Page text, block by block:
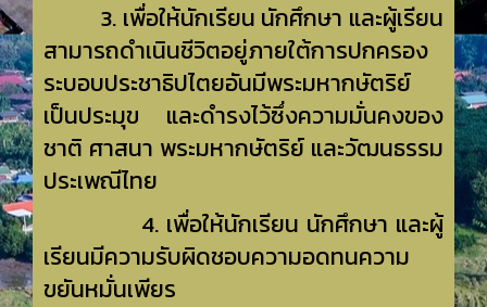
3. เพื่อให้นักเรียน นักศึกษา และผู้เรียน
สามารถดำเนินชีวิตอยู่ภายใต้การปกครอง
ระบอบประชาธิปไตยอันมีพระมหากษัตริย์
เป็นประมุข และดำรงไว้ซึ่งความมั่นคงของ
ชาติ ศาสนา พระมหากษัตริย์ และวัฒนธรรม
ประเพณีไทย
4. เพื่อให้นักเรียน นักศึกษา และผู้
เรียนมีความรับผิดชอบความอดทนความ
ขยันหมั่นเพียร